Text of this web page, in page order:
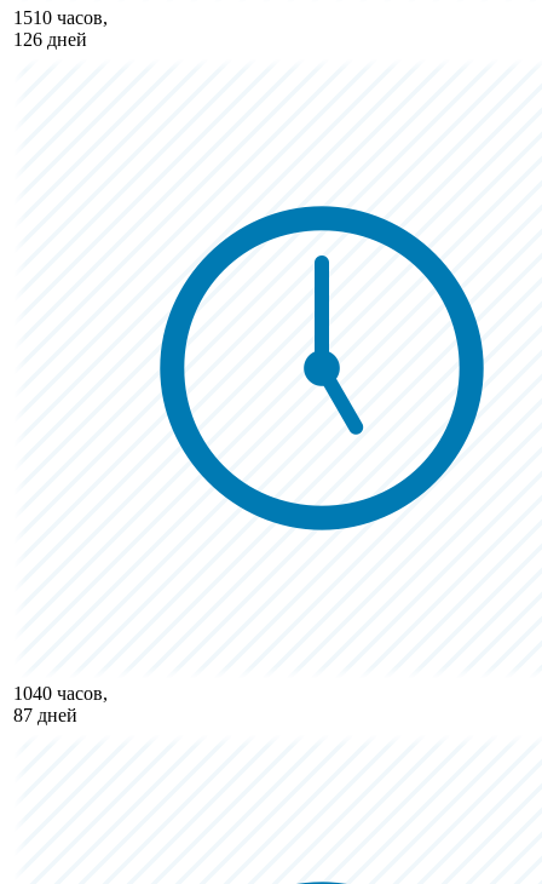
1510 часов,
126 дней
1040 часов,
87 дней